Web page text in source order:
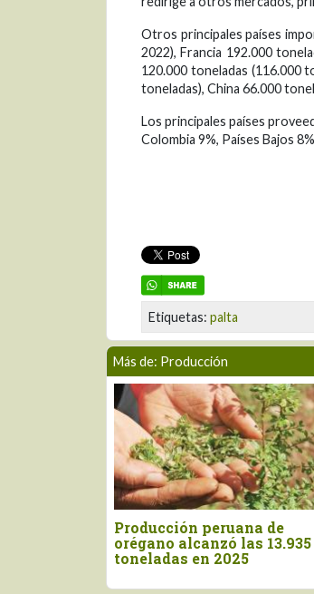
Otros principales países
2022), Francia 192.000
120.000 toneladas (116.000
toneladas), China 66.000
Los principales países
Colombia 9%, Países Bajos
Etiquetas: palta
Más de: Producción
INIA cosecha más de 9.160
semillas de papa nativa de
alto valor en Apurímac
se